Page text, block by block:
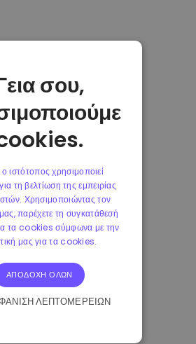
σου,
ιστότοπος χρησιμοποιεί
τη βελτίωση της εμπειρίας
Χρησιμοποιώντας τον
παρέχετε τη συγκατάθεσή
τα cookies σύμφωνα με την
μας για τα cookies.
ΑΠΟΔΟΧΉ ΌΛΩΝ
ΛΕΠΤΟΜΕΡΕΙΏΝ